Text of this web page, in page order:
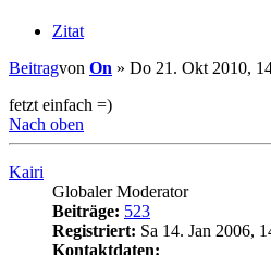
Zitat
Beitragvon On » Do 21. Okt 2010,
fetzt einfach =)
Nach oben
Kairi
Globaler Moderator
Beiträge: 523
Registriert: Sa 14. Jan 2006,
Kontaktdaten: